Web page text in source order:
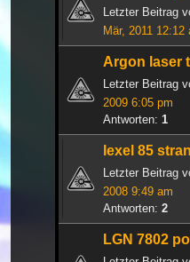
Letzter Beitrag
Mär, 2011 12:12
Argon laser
Letzter Beitrag
2009 6:05 pm
Antworten: 1
lexel 85
Letzter Beitrag
2008 9:49 am
Antworten: 2
LGN 7802